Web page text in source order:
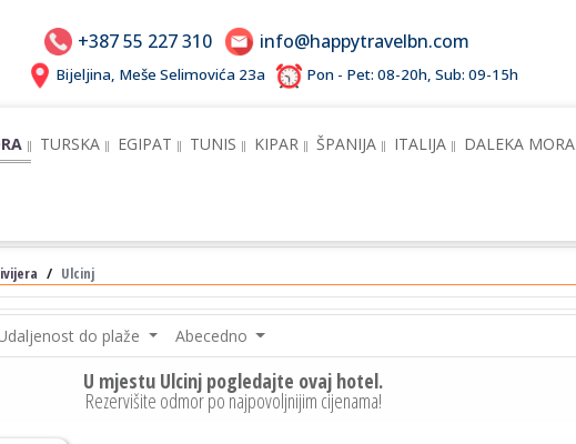
+387 55 227 310 info@happytravelbn.com
Bijeljina, Meše Selimovića 23a Pon - Pet: 08-20h, Sub: 09-15h
TURSKA EGIPAT TUNIS KIPAR ŠPANIJA ITALIJA DALEKA MORA
Ulcinj
do plaže Abecedno
U mjestu Ulcinj pogledajte ovaj hotel.
Rezervišite odmor po najpovoljnijim cijenama!